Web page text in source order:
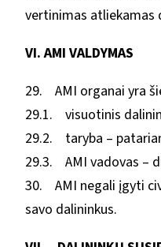
vertinimas atliekamas
VI. AMI VALDYMAS
29. AMI organai yra
29.1. visuotinis
29.2. taryba –
29.3. AMI vadovas –
30. AMI negali įgyti
savo dalininkus.